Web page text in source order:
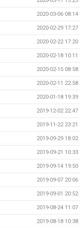
2020-03-06 08:14
2020-02-29 17:27
2020-02-22 17:20
2020-02-18 10:11
2020-02-15 08:58
2020-02-11 22:58
2020-01-18 19:39
2019-12-02 22:47
2019-11-22 23:21
2019-09-29 18:02
2019-09-21 10:33
2019-09-14 19:50
2019-09-07 20:06
2019-09-01 20:52
2019-08-24 11:07
2019-08-18 10:38